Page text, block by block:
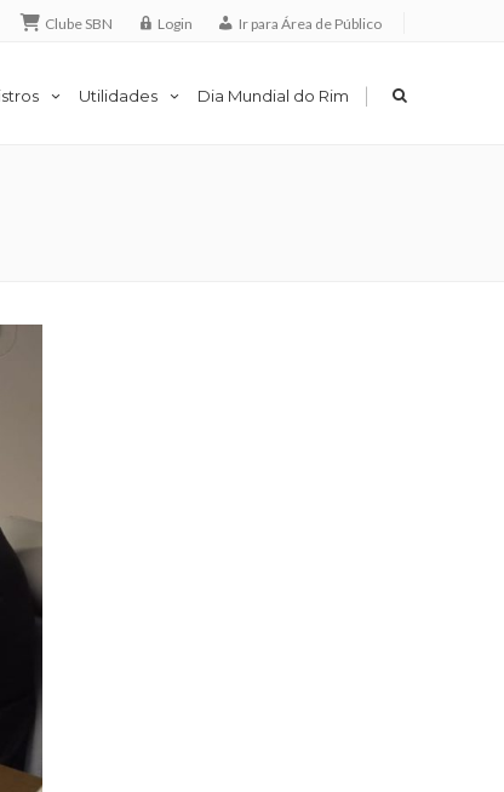
Clube SBN Login Ir para Área de Público
Utilidades Dia Mundial do Rim |